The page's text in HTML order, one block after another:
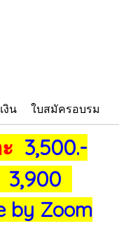
งิน ใบสมัครอบรม
3,500.-
by Zoom